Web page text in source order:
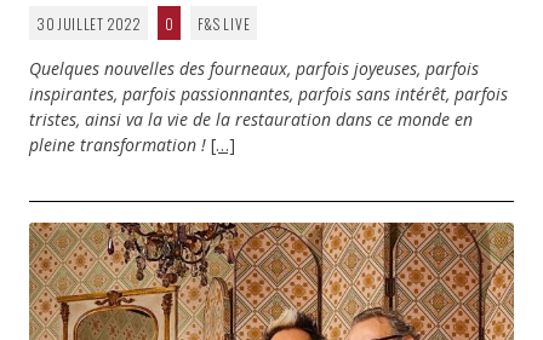
30 JUILLET 2022 0 F&S LIVE
Quelques nouvelles des fourneaux, parfois joyeuses, parfois
inspirantes, parfois passionnantes, parfois sans intérêt, parfois
tristes, ainsi va la vie de la restauration dans ce monde en
pleine transformation ! […]